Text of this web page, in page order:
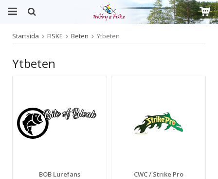
Produkten har blivit tillagd i varukorgen
Startsida FISKE Beten Ytbeten
Ytbeten
BOB Lurefans CWC / Strike Pro